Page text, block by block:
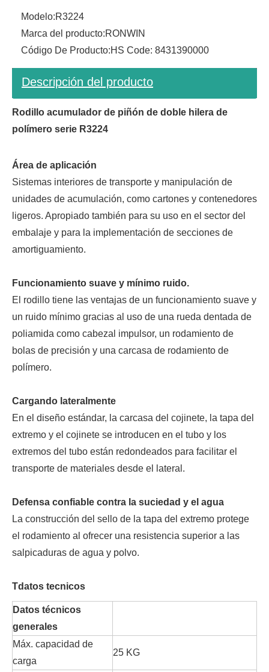
Modelo:R3224
Marca del producto:RONWIN
Código De Producto:HS Code: 8431390000
Descripción del producto
Rodillo acumulador de piñón de doble hilera de
polímero serie R3224
Área de aplicación
Sistemas interiores de transporte y manipulación de
unidades de acumulación, como cartones y contenedores
ligeros. Apropiado también para su uso en el sector del
embalaje y para la implementación de secciones de
amortiguamiento.
Funcionamiento suave y mínimo ruido.
El rodillo tiene las ventajas de un funcionamiento suave y
un ruido mínimo gracias al uso de una rueda dentada de
poliamida como cabezal impulsor, un rodamiento de
bolas de precisión y una carcasa de rodamiento de
polímero.
Cargando lateralmente
En el diseño estándar, la carcasa del cojinete, la tapa del
extremo y el cojinete se introducen en el tubo y los
extremos del tubo están redondeados para facilitar el
transporte de materiales desde el lateral.
Defensa confiable contra la suciedad y el agua
La construcción del sello de la tapa del extremo protege
el rodamiento al ofrecer una resistencia superior a las
salpicaduras de agua y polvo.
Tdatos tecnicos
Datos técnicos
generales
Máx. capacidad de
carga
25 KG